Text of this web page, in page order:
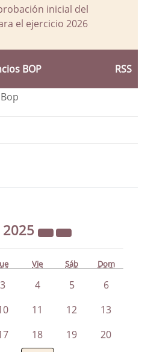
inicial del
el ejercicio 2026
BOP RSS
2025
Vie Sáb Dom
3 4 5
6
11 12
13
18 19 20